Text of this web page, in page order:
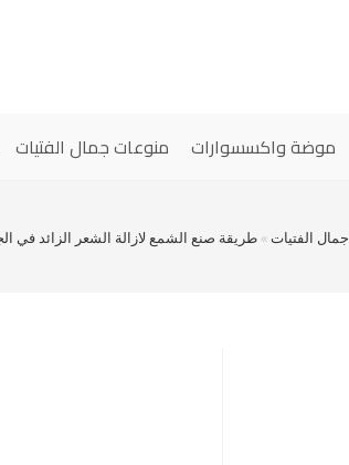
موضة واكسسوارات منوعات جمال الفتيات
جمال الفتيات» طريقة صنع الشمع لازالة الشعر الزائد في